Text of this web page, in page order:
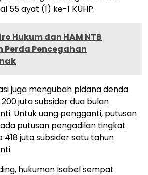
55 ayat (1) ke-1 KUHP.
Hukum dan HAM NTB
Perda Pencegahan
juga mengubah pidana denda
juta subsider dua bulan
Untuk uang pengganti, putusan
putusan pengadilan tingkat
418 juta subsider satu tahun
hukuman Isabel sempat